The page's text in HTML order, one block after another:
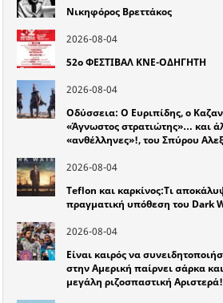
Νικηφόρος Βρεττάκος
2026-08-04
52o ΦΕΣΤΙΒΑΛ ΚΝΕ-ΟΔΗΓΗΤΗ
2026-08-04
Οδύσσεια: Ο Ευριπίδης, ο
«Άγνωστος στρατιώτης»… και
«ανθέλληνες»!, του Σπύρου
2026-08-04
Teflon και καρκίνος:Τι
πραγματική υπόθεση του Dark
2026-08-04
Είναι καιρός να
στην Αμερική παίρνει σάρκα
μεγάλη ριζοσπαστική Αριστερά!